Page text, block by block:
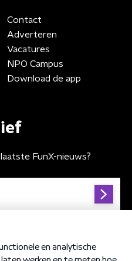
Contact
Adverteren
Vacatures
NPO Campus
Download de app
FunX-nieuws?